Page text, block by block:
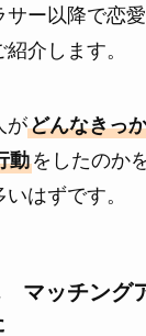
ー以降で恋
介します。
がどんなきっ
動をしたのか
はずです。
ッチング